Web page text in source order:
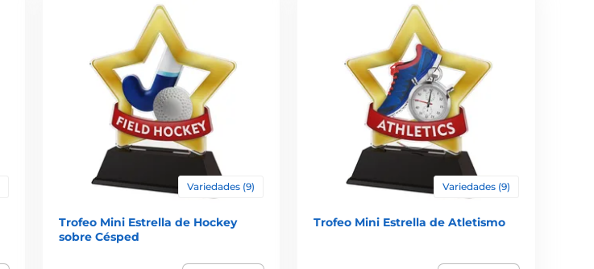
Variedades (9)
Trofeo Mini Estrella de Hockey
sobre Césped
Variedades (9)
Trofeo Mini Estrella de Atletismo